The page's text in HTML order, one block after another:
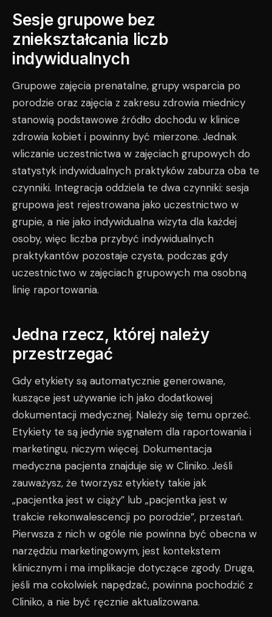
Sesje grupowe bez
zniekształcania liczb
indywidualnych
Grupowe zajęcia prenatalne, grupy wsparcia po
porodzie oraz zajęcia z zakresu zdrowia miednicy
stanowią podstawowe źródło dochodu w klinice
zdrowia kobiet i powinny być mierzone. Jednak
wliczanie uczestnictwa w zajęciach grupowych do
statystyk indywidualnych praktyków zaburza oba te
czynniki. Integracja oddziela te dwa czynniki: sesja
grupowa jest rejestrowana jako uczestnictwo w
grupie, a nie jako indywidualna wizyta dla każdej
osoby, więc liczba przybyć indywidualnych
praktykantów pozostaje czysta, podczas gdy
uczestnictwo w zajęciach grupowych ma osobną
linię raportowania.
Jedna rzecz, której należy
przestrzegać
Gdy etykiety są automatycznie generowane,
kuszące jest używanie ich jako dodatkowej
dokumentacji medycznej. Należy się temu oprzeć.
Etykiety te są jedynie sygnałem dla raportowania i
marketingu, niczym więcej. Dokumentacja
medyczna pacjenta znajduje się w Cliniko. Jeśli
zauważysz, że tworzysz etykiety takie jak
„pacjentka jest w ciąży” lub „pacjentka jest w
trakcie rekonwalescencji po porodzie”, przestań.
Pierwsza z nich w ogóle nie powinna być obecna w
narzędziu marketingowym, jest kontekstem
klinicznym i ma implikacje dotyczące zgody. Druga,
jeśli ma cokolwiek napędzać, powinna pochodzić z
Cliniko, a nie być ręcznie aktualizowana.